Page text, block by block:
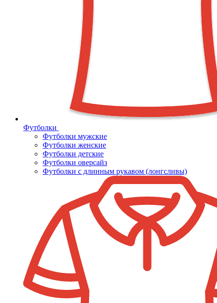
Футболки
Футболки мужские
Футболки женские
Футболки детские
Футболки оверсайз
Футболки с длинным рукавом (лонгсливы)